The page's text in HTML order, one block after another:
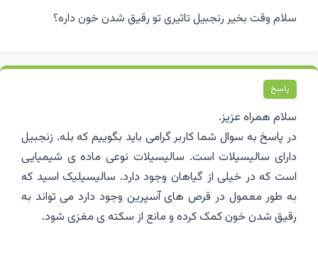
سلام وقت بخیر رنجبیل تاثیری تو رقیق شدن خون داره؟
پاسخ
سلام همراه عزیز.
در پاسخ به سوال شما کاربر گرامی باید بگوییم که بله. زنجبیل
دارای سالیسیلات است. سالیسیلات نوعی ماده ی شیمیایی
است که در خیلی از گیاهان وجود دارد. سالیسیلیک اسید که
به طور معمول در قرص های آسپرین وجود دارد می تواند به
رقیق شدن خون کمک کرده و مانع از سکته ی مغزی شود.